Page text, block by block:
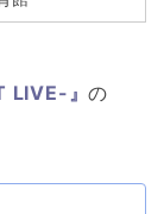
LIVE-』の